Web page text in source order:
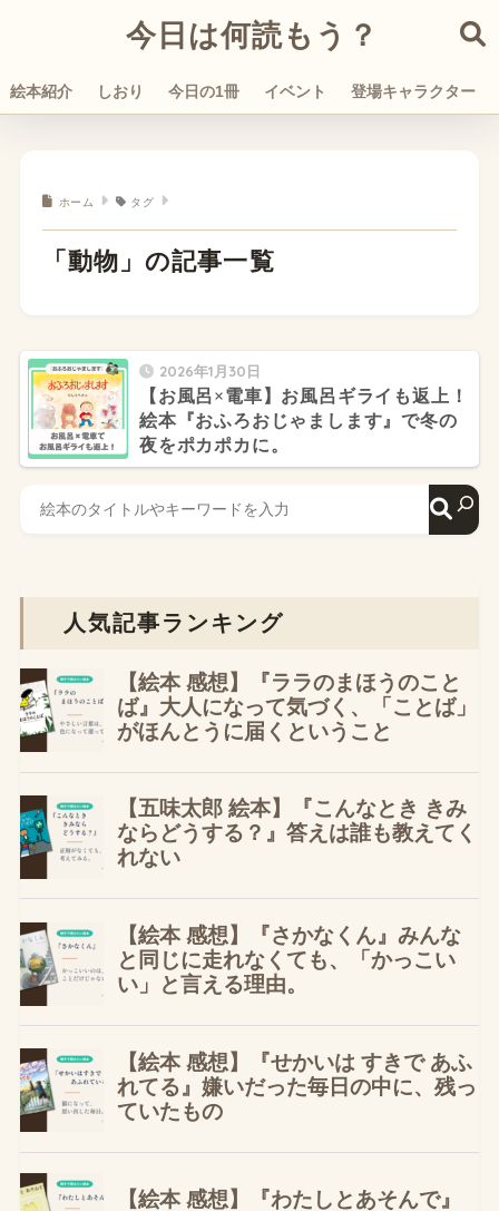
今日は何読もう？
絵本紹介 しおり 今日の1冊 イベント 登場キャラクター
ホーム タグ
「動物」の記事一覧
2026年1月30日
【お風呂×電車】お風呂ギライも返上！
絵本『おふろおじゃまします』で冬の
夜をポカポカに。
人気記事ランキング